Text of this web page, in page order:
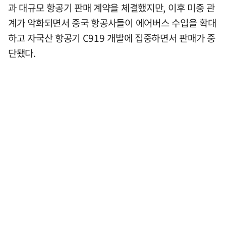
과 대규모 항공기 판매 계약을 체결했지만, 이후 미중 관
계가 악화되면서 중국 항공사들이 에어버스 수입을 확대
하고 자국산 항공기 C919 개발에 집중하면서 판매가 중
단됐다.